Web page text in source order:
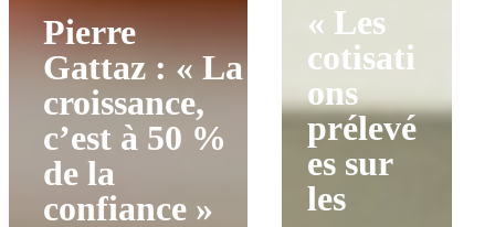
Pierre
Gattaz : « La
croissance,
c’est à 50 %
de la
confiance »
« Les
cotisati
ons
prélevé
es sur
les